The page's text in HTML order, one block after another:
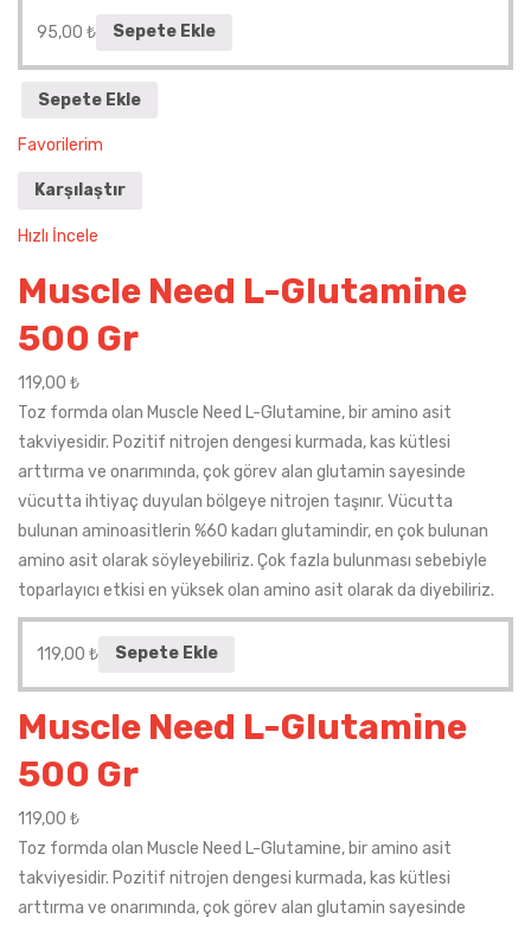
95,00 ₺ Sepete Ekle
Sepete Ekle
Favorilerim
Karşılaştır
Hızlı İncele
Muscle Need L-Glutamine
500 Gr
119,00 ₺
Toz formda olan Muscle Need L-Glutamine, bir amino asit
takviyesidir. Pozitif nitrojen dengesi kurmada, kas kütlesi
arttırma ve onarımında, çok görev alan glutamin sayesinde
vücutta ihtiyaç duyulan bölgeye nitrojen taşınır. Vücutta
bulunan aminoasitlerin %60 kadarı glutamindir, en çok bulunan
amino asit olarak söyleyebiliriz. Çok fazla bulunması sebebiyle
toparlayıcı etkisi en yüksek olan amino asit olarak da diyebiliriz.
119,00 ₺ Sepete Ekle
Muscle Need L-Glutamine
500 Gr
119,00 ₺
Toz formda olan Muscle Need L-Glutamine, bir amino asit
takviyesidir. Pozitif nitrojen dengesi kurmada, kas kütlesi
arttırma ve onarımında, çok görev alan glutamin sayesinde